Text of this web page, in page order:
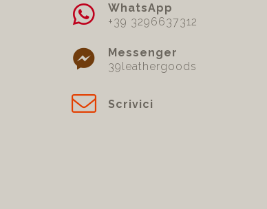
WhatsApp
+39 3296637312
Messenger
39leathergoods
Scrivici